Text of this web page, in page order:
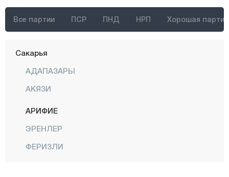
Все партии ПСР ПНД НРП Хорошая партия
Ризе
Сакарья
АДАПАЗАРЫ
АКЯЗИ
АРИФИЕ
ЭРЕНЛЕР
ФЕРИЗЛИ